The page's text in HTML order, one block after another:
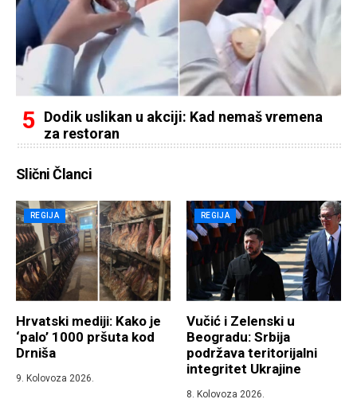
Dodik uslikan u akciji: Kad nemaš vremena
za restoran
Slični Članci
REGIJA
Hrvatski mediji: Kako je
‘palo’ 1000 pršuta kod
Drniša
9. Kolovoza 2026.
REGIJA
Vučić i Zelenski u
Beogradu: Srbija
podržava teritorijalni
integritet Ukrajine
8. Kolovoza 2026.